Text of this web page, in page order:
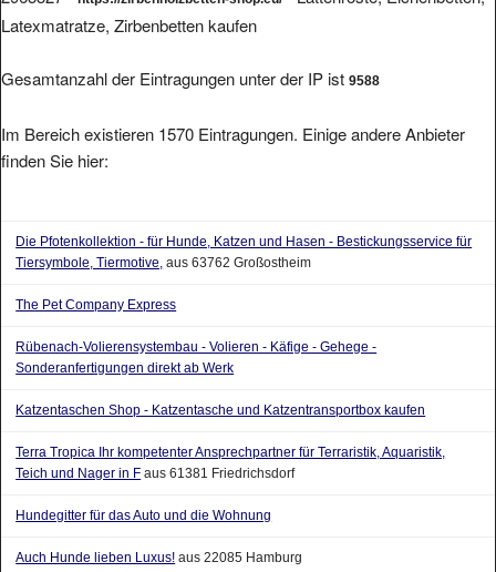
Latexmatratze, Zirbenbetten kaufen
Gesamtanzahl der Eintragungen unter der IP ist 9588
Im Bereich existieren 1570 Eintragungen. Einige andere Anbieter
finden Sie hier:
Die Pfotenkollektion - für Hunde, Katzen und Hasen - Bestickungsservice für
Tiersymbole, Tiermotive, aus 63762 Großostheim
The Pet Company Express
Rübenach-Volierensystembau - Volieren - Käfige - Gehege -
Sonderanfertigungen direkt ab Werk
Katzentaschen Shop - Katzentasche und Katzentransportbox kaufen
Terra Tropica Ihr kompetenter Ansprechpartner für Terraristik, Aquaristik,
Teich und Nager in F aus 61381 Friedrichsdorf
Hundegitter für das Auto und die Wohnung
Auch Hunde lieben Luxus! aus 22085 Hamburg